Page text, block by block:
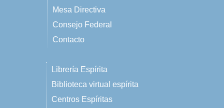
Mesa Directiva
Consejo Federal
Contacto
Librería Espírita
Biblioteca virtual espírita
Centros Espíritas